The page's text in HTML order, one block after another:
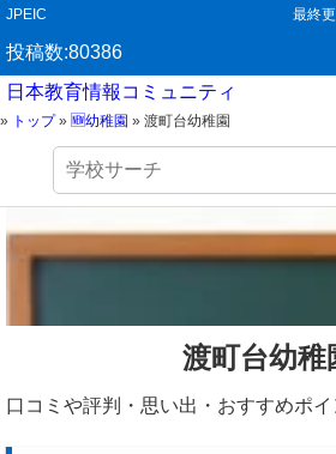
JPEIC 最終
投稿数:80386
日本教育情報コミュニティ
» トップ» 🆕幼稚園 » 渡町台幼稚園
検
渡町台幼稚
口コミや評判・思い出・おすすめポイ